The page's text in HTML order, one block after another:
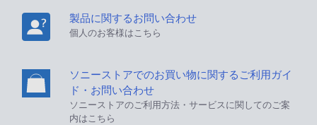
製品に関するお問い合わせ
個人のお客様はこちら
ソニーストアでのお買い物に関するご利用ガイ
ド・お問い合わせ
ソニーストアのご利用方法・サービスに関してのご案
内はこちら